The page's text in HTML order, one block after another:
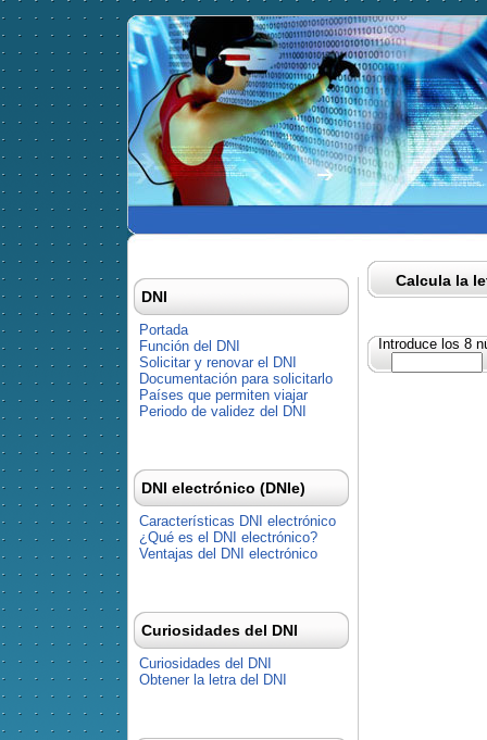
Calcula la
Introduce los 8
DNI
Portada
Función del DNI
Solicitar y renovar el DNI
Documentación para solicitarlo
Países que permiten viajar
Periodo de validez del DNI
DNI electrónico (DNIe)
Características DNI electrónico
¿Qué es el DNI electrónico?
Ventajas del DNI electrónico
Curiosidades del DNI
Curiosidades del DNI
Obtener la letra del DNI